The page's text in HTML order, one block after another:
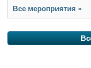
Все мероприятия »